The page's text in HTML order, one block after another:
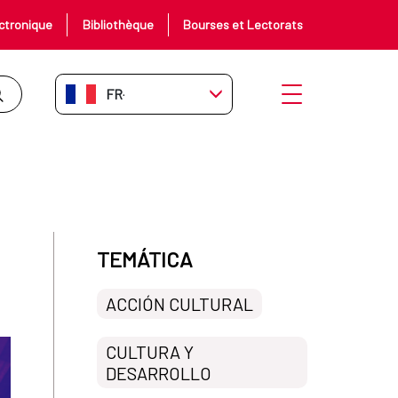
Bibliothèque Bourses et Lectorats
FR-FR Ouvrir le menu
TEMÁTICA
ACCIÓN CULTURAL
CULTURA Y
DESARROLLO